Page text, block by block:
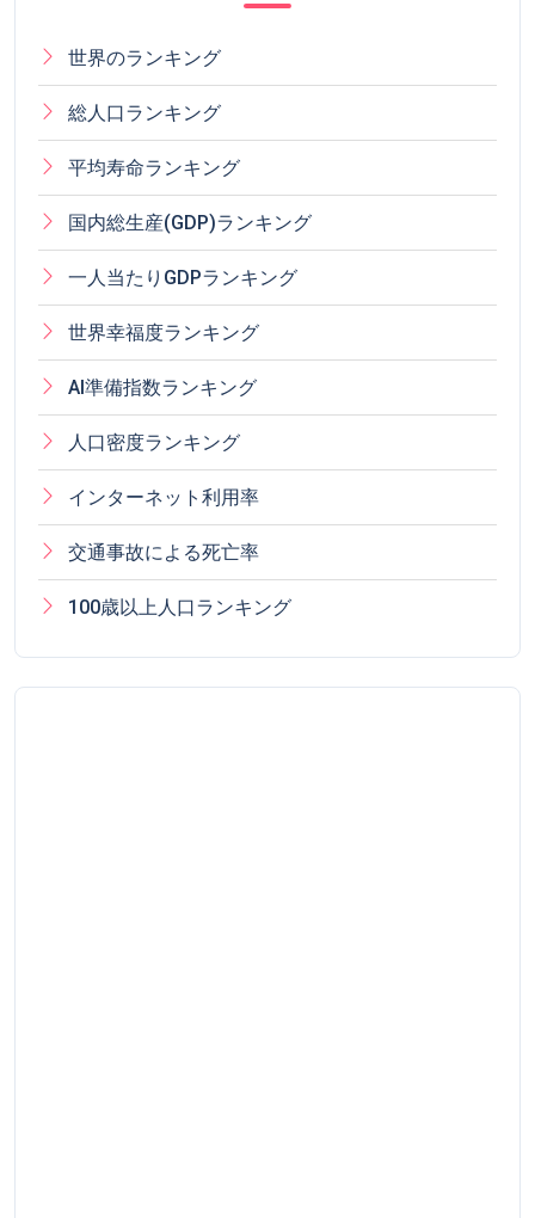
世界のランキング
総人口ランキング
平均寿命ランキング
国内総生産(GDP)ランキング
一人当たりGDPランキング
世界幸福度ランキング
AI準備指数ランキング
人口密度ランキング
インターネット利用率
交通事故による死亡率
100歳以上人口ランキング